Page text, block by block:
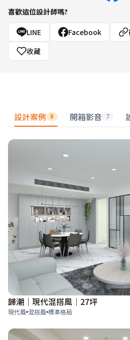
喜歡這位設計師嗎?
LINE Facebook
收藏
設計案例 8 開箱影音 7
歸潮│現代混搭風│27坪
現代風 混搭風 標準格局